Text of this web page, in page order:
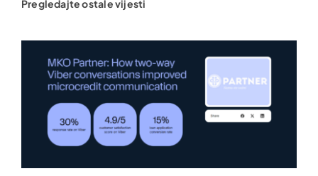
Pregledajte ostale vijesti